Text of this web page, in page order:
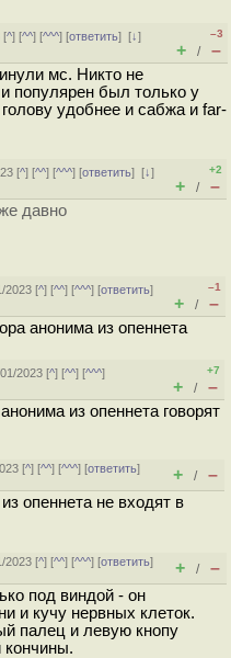
[^] [^^] [^^^] [ответить][↓]
–3
+ / –
мс. Никто не
популярен был только у
удобнее и сабжа и far-
[^] [^^] [^^^] [ответить][↓]
+2
+ / –
давно
2023 [^] [^^] [^^^] [ответить]
–1
+ / –
анонима из опеннета
2023 [^] [^^] [^^^]
+7
+ / –
из опеннета говорят
[^] [^^] [^^^] [ответить]
+ / –
опеннета не входят в
2023 [^] [^^] [^^^] [ответить]
+ / –
под виндой - он
и кучу нервных клеток.
палец и левую кнопу
кончины.